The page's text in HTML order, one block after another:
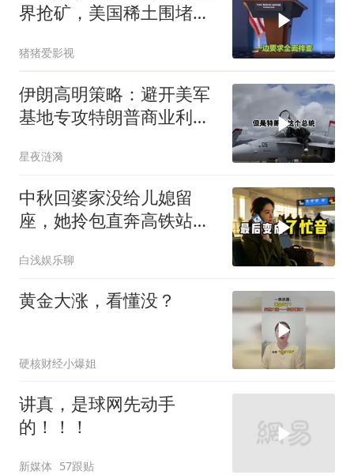
界抢矿，美国稀土围堵成
猪猪爱影视
伊朗高明策略：避开美军
基地专攻特朗普商业利益
星夜涟漪
中秋回婆家没给儿媳留
座，她拎包直奔高铁站，
白浅娱乐聊
黄金大涨，看懂没？
硬核财经小爆姐
讲真，是球网先动手
的！！！
新媒体 57跟贴